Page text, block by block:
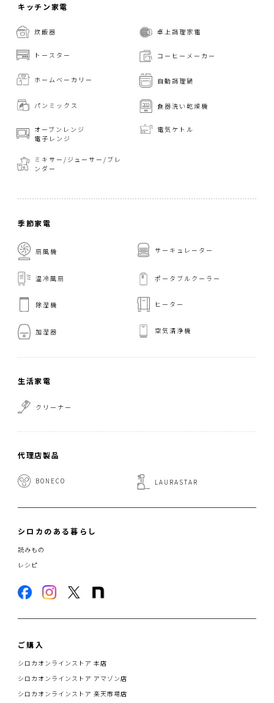
キッチン家電
炊飯器 卓上調理家電
トースター コーヒーメーカー
ホームベーカリー 自動調理鍋
パンミックス 食器洗い乾燥機
オーブンレンジ
電子レンジ
電気ケトル
ミキサー/ジューサー/ ブレ
ンダー
季節家電
扇風機 サーキュレーター
温冷風扇 ポータブルクーラー
除湿機 ヒーター
加湿器 空気清浄機
生活家電
クリーナー
代理店製品
BONECO LAURASTAR
シロカのある暮らし
読みもの
レシピ
ご購入
シロカオンラインストア 本店
シロカオンラインストア アマゾン店
シロカオンラインストア 楽天市場店